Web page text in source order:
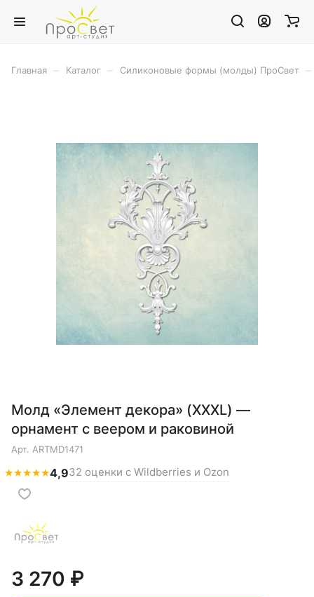
Главная Каталог Силиконовые формы (молды) ПроСвет
Молд «Элемент декора» (XXXL) —
орнамент с веером и раковиной
Арт. ARTMD1471
★★★★★4,932 оценки с Wildberries и Ozon
3 270 ₽